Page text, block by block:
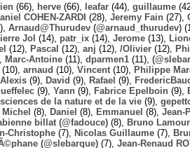
(66), herve (66), leafar (44), guillaume
COHEN-ZARDI (28), Jeremy Fain (27),
Arnaud@Thurudev (@arnaud_thurudev)
Jol (14), patr_ix (14), Jerome (13),
(12), Pascal (12), anj (12), /Olivier (12),
Marc-Antoine (11), dparmen1 (11),
(10), arnaud (10), Vincent (10), Philippe
Alexis (9), David (9), Rafael (9),
(9), Yann (9), Fabrice Epelboin (9),
de la nature et de la vie (9),
Michel (8), Daniel (8), Emmanuel (8), Jean-
billat (@fadouce) (8), Bruno
Christophe (7), Nicolas Guillaume (7),
(@slebarque) (7), Jean-Renaud